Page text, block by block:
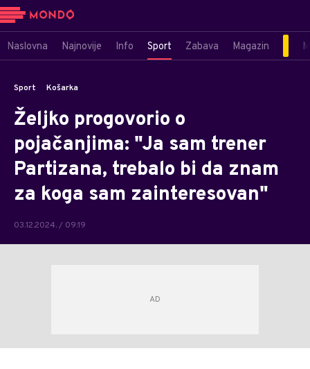
Naslovna Najnovije Info Sport Zabava Magazin
Sport Košarka
Željko progovorio o
pojačanjima: "Ja sam trener
Partizana, trebalo bi da znam
za koga sam zainteresovan"
03.12.2024. / 09:19